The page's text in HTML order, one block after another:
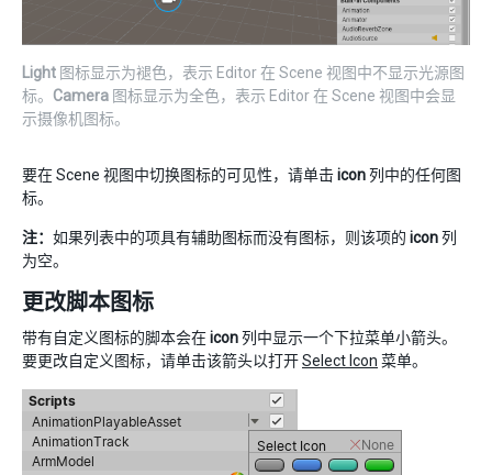
Light 图标显示为褪色，表示 Editor 在 Scene 视图中不显示光源图
标。 Camera 图标显示为全色，表示 Editor 在 Scene 视图中会显
示摄像机图标。
要在 Scene 视图中切换图标的可见性，请单击icon列中的任何图
标。
注： 如果列表中的项具有辅助图标而没有图标，则该项的 icon列
为空。
更改脚本图标
带有自定义图标的脚本会在icon列中显示一个下拉菜单小箭头。
要更改自定义图标，请单击该箭头以打开Select Icon 菜单。